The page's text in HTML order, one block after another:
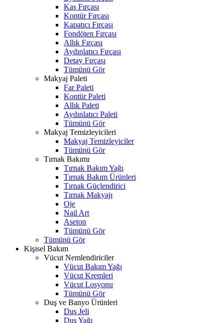
Kaş Fırçası
Kontür Fırçası
Kapatıcı Fırçası
Fondöten Fırçası
Allık Fırçası
Aydınlatıcı Fırçası
Detay Fırçası
Tümünü Gör
Makyaj Paleti
Far Paleti
Kontür Paleti
Allık Paleti
Aydınlatıcı Paleti
Tümünü Gör
Makyaj Temizleyicileri
Makyaj Temizleyiciler
Tümünü Gör
Tırnak Bakımı
Tırnak Bakım Yağı
Tırnak Bakım Ürünleri
Tırnak Güçlendirici
Tırnak Makyajı
Oje
Nail Art
Aseton
Tümünü Gör
Tümünü Gör
Kişisel Bakım
Vücut Nemlendiriciler
Vücut Bakım Yağı
Vücut Kremleri
Vücut Losyonu
Tümünü Gör
Duş ve Banyo Ürünleri
Duş Jeli
Duş Yağı